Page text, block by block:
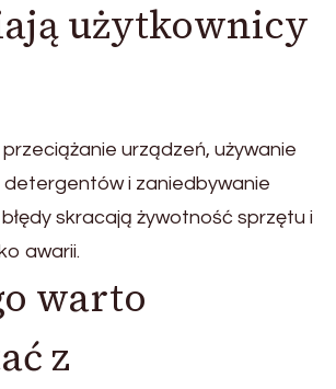
użytkownicy
urządzeń, używanie
detergentów i zaniedbywanie
skracają żywotność sprzętu i
awarii.
warto
z